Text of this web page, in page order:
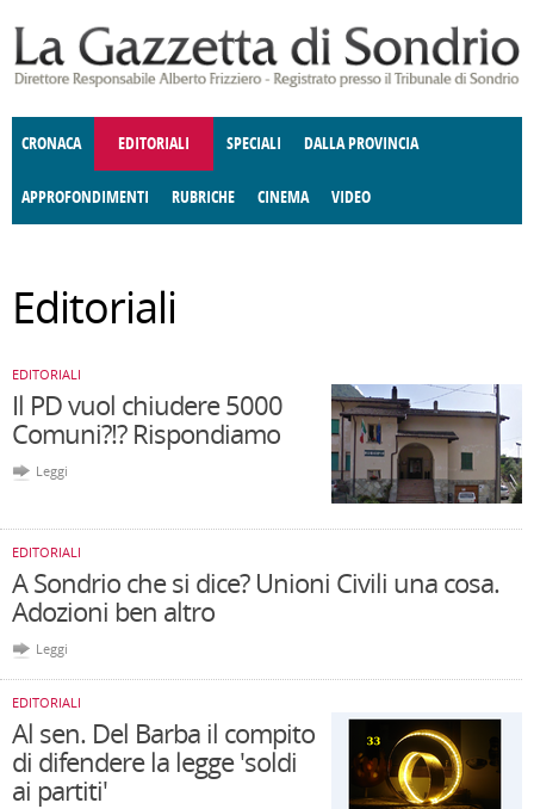
CRONACA EDITORIALI SPECIALI DALLA PROVINCIA
APPROFONDIMENTI
E SPETTACOLI POLITICA
RUBRICHE
DELLE IDEE FATTI DELLO SPIRITO
CINEMA VIDEO
Editoriali
EDITORIALI
Il PD vuol chiudere 5000
Comuni?!? Rispondiamo
Leggi
EDITORIALI
A Sondrio che si dice? Unioni Civili una cosa.
Adozioni ben altro
Leggi
EDITORIALI
Al sen. Del Barba il compito
di difendere la legge 'soldi
ai partiti'